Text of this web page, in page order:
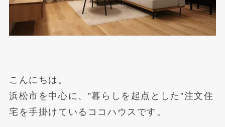
こんにちは。
浜松市を中心に、”暮らしを起点とした”注文住
宅を手掛けているココハウスです。